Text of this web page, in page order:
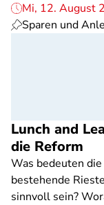
Mi, 12. August
Sparen und
Lunch and
die Reform
Was bedeuten
bestehende
sinnvoll sein?